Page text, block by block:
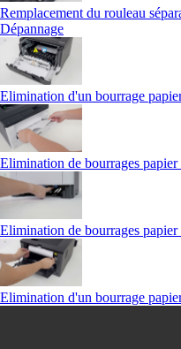
Remplacement du rouleau
Dépannage
Elimination d'un bourrage
Elimination de bourrages
Elimination de bourrages
Elimination d'un bourrage